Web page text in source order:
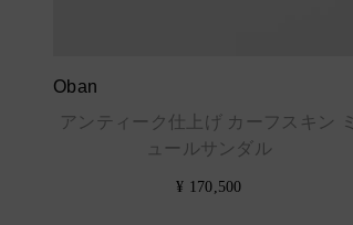
Oban
アンティーク仕上げ カーフスキン ミ
ュールサンダル
¥ 170,500